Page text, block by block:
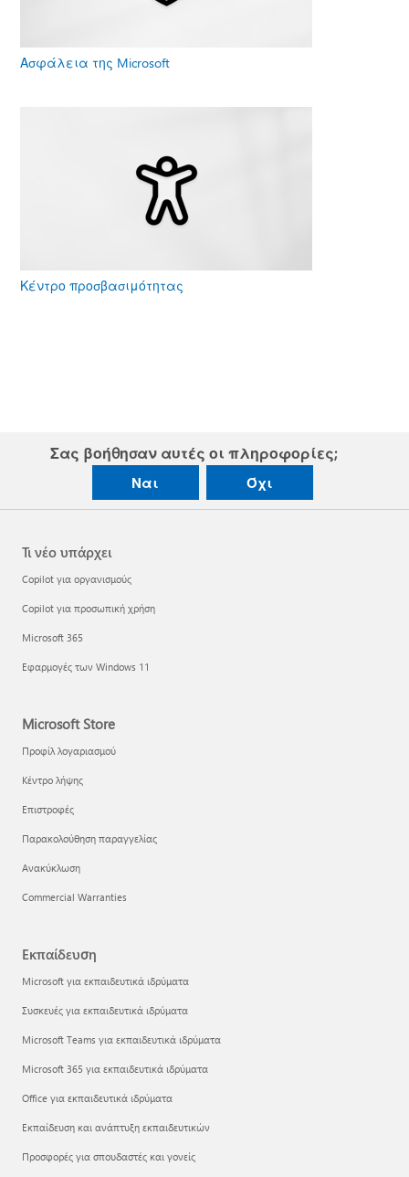
Ασφάλεια της Microsoft
Κέντρο προσβασιμότητας
Σας βοήθησαν αυτές οι πληροφορίες;
Ναι Όχι
Τι νέο υπάρχει
Copilot για οργανισμούς
Copilot για προσωπική χρήση
Microsoft 365
Εφαρμογές των Windows 11
Microsoft Store
Προφίλ λογαριασμού
Κέντρο λήψης
Επιστροφές
Παρακολούθηση παραγγελίας
Ανακύκλωση
Commercial Warranties
Εκπαίδευση
Microsoft για εκπαιδευτικά ιδρύματα
Συσκευές για εκπαιδευτικά ιδρύματα
Microsoft Teams για εκπαιδευτικά ιδρύματα
Microsoft 365 για εκπαιδευτικά ιδρύματα
Office για εκπαιδευτικά ιδρύματα
Εκπαίδευση και ανάπτυξη εκπαιδευτικών
Προσφορές για σπουδαστές και γονείς